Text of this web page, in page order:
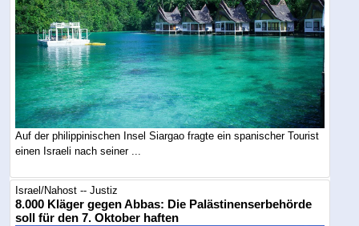
Auf der philippinischen Insel Siargao fragte ein spanischer Tourist
einen Israeli nach seiner ...
Israel/Nahost -- Justiz
8.000 Kläger gegen Abbas: Die Palästinenserbehörde
soll für den 7. Oktober haften